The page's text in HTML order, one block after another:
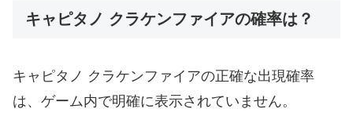
キャピタノ クラケンファイアの確率は？
キャピタノ クラケンファイアの正確な出現確率
は、ゲーム内で明確に表示されていません。